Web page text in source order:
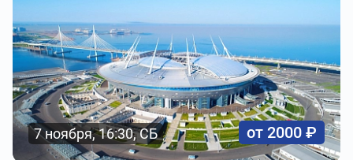
7 ноября, 16:30, СБ от 2000 ₽